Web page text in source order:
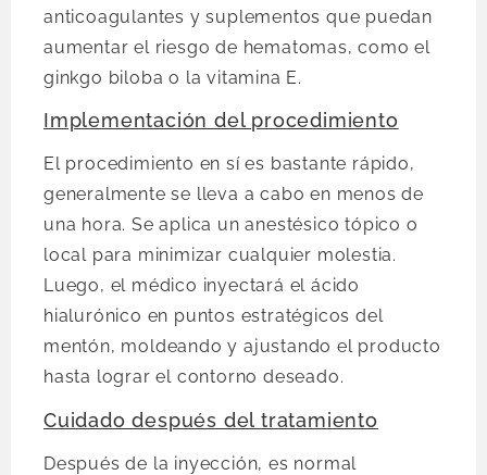
anticoagulantes y suplementos que puedan
aumentar el riesgo de hematomas, como el
ginkgo biloba o la vitamina E.
Implementación del procedimiento
El procedimiento en sí es bastante rápido,
generalmente se lleva a cabo en menos de
una hora. Se aplica un anestésico tópico o
local para minimizar cualquier molestia.
Luego, el médico inyectará el ácido
hialurónico en puntos estratégicos del
mentón, moldeando y ajustando el producto
hasta lograr el contorno deseado.
Cuidado después del tratamiento
Después de la inyección, es normal